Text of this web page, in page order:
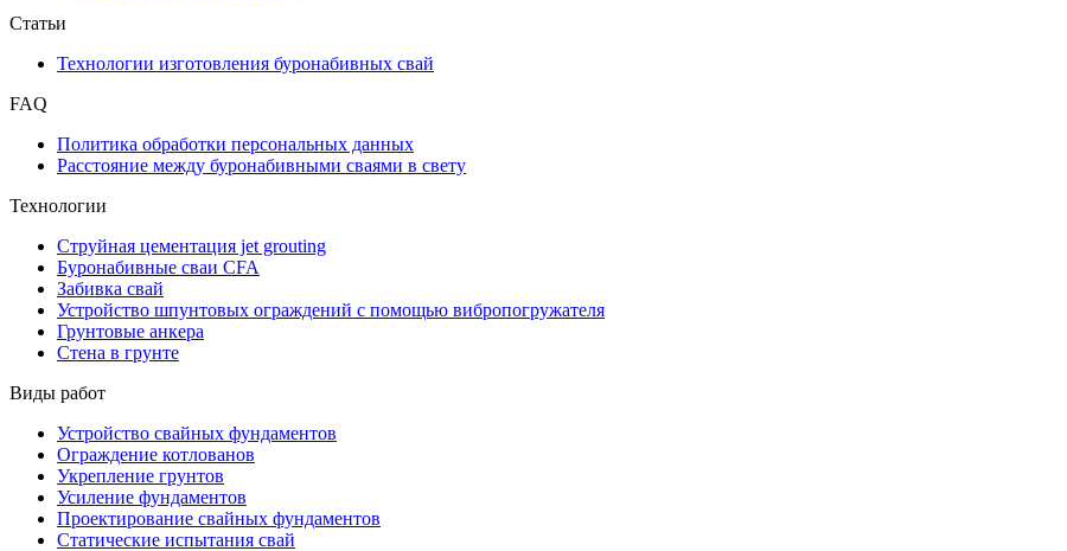
Статьи
Технологии изготовления буронабивных свай
FAQ
Политика обработки персональных данных
Расстояние между буронабивными сваями в свету
Технологии
Струйная цементация jet grouting
Буронабивные сваи CFA
Забивка свай
Устройство шпунтовых ограждений с помощью вибропогружателя
Грунтовые анкера
Стена в грунте
Виды работ
Устройство свайных фундаментов
Ограждение котлованов
Укрепление грунтов
Усиление фундаментов
Проектирование свайных фундаментов
Статические испытания свай